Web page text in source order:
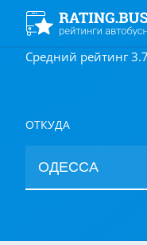
Средний рейтинг
ОТКУДА